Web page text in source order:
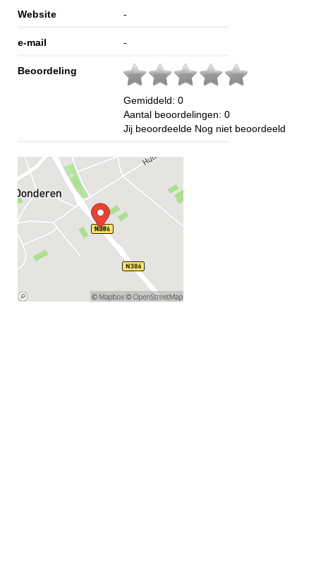
Website -
e-mail -
Beoordeling
Gemiddeld: 0
Aantal beoordelingen: 0
Jij beoordeelde Nog niet beoordeeld